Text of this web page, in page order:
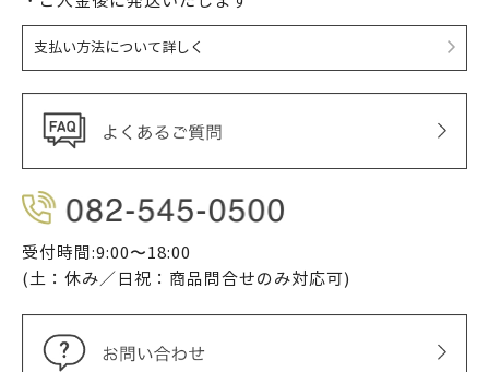
支払い方法について詳しく
受付時間:9:00〜18:00
(土：休み／日祝：商品問合せのみ対応可)